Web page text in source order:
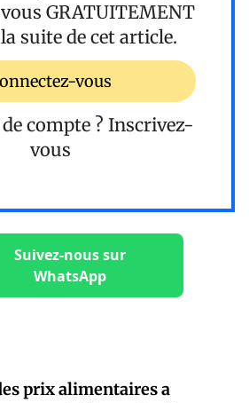
GRATUITEMENT
suite de cet article.
vous
compte ? Inscrivez-
vous
Suivez-nous sur
WhatsApp
prix alimentaires a